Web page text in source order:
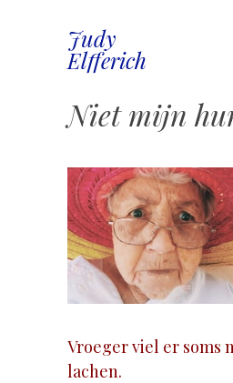
Judy
Elfferich
Spring
naar
Niet mijn
Vroeger viel er soms
lachen.